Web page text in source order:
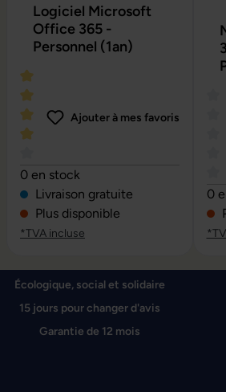
Logiciel Microsoft
Office 365 -
Personnel (1an)
Note moyenne de 4 sur 5 étoiles
Ajouter à mes favoris
0 en stock
Livraison gratuite
Plus disponible
*TVA incluse
0
Écologique, social et solidaire
15 jours pour changer d'avis
Garantie de 12 mois